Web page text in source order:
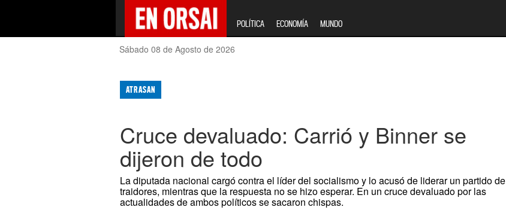
POLÍTICA ECONOMÍA MUNDO
Sábado 08 de Agosto de 2026
ATRASAN
Cruce devaluado: Carrió y Binner se
dijeron de todo
La diputada nacional cargó contra el líder del socialismo y lo acusó de liderar un partido de
traidores, mientras que la respuesta no se hizo esperar. En un cruce devaluado por las
actualidades de ambos políticos se sacaron chispas.